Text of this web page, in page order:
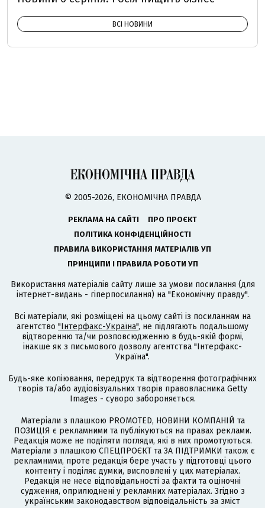
ВСІ НОВИНИ
© 2005-2026, ЕКОНОМІЧНА ПРАВДА
РЕКЛАМА НА САЙТІ
ПРО ПРОЄКТ
ПОЛІТИКА КОНФІДЕНЦІЙНОСТІ
ПРАВИЛА ВИКОРИСТАННЯ МАТЕРІАЛІВ УП
ПРИНЦИПИ І ПРАВИЛА РОБОТИ УП
Використання матеріалів сайту лише за умови посилання (для
інтернет-видань - гіперпосилання) на "Економічну правду".
Всі матеріали, які розміщені на цьому сайті із посиланням на
агентство "Інтерфакс-Україна", не підлягають подальшому
відтворенню та/чи розповсюдженню в будь-якій формі,
інакше як з письмового дозволу агентства "Інтерфакс-
Україна".
Будь-яке копіювання, передрук та відтворення фотографічних
творів та/або аудіовізуальних творів правовласника Getty
Images - суворо забороняється.
Матеріали з плашкою PROMOTED, НОВИНИ КОМПАНІЙ та
ПОЗИЦІЯ є рекламними та публікуються на правах реклами.
Редакція може не поділяти погляди, які в них промотуються.
Матеріали з плашкою СПЕЦПРОЄКТ та ЗА ПІДТРИМКИ також є
рекламними, проте редакція бере участь у підготовці цього
контенту і поділяє думки, висловлені у цих матеріалах.
Редакція не несе відповідальності за факти та оціночні
судження, оприлюднені у рекламних матеріалах. Згідно з
українським законодавством відповідальність за зміст